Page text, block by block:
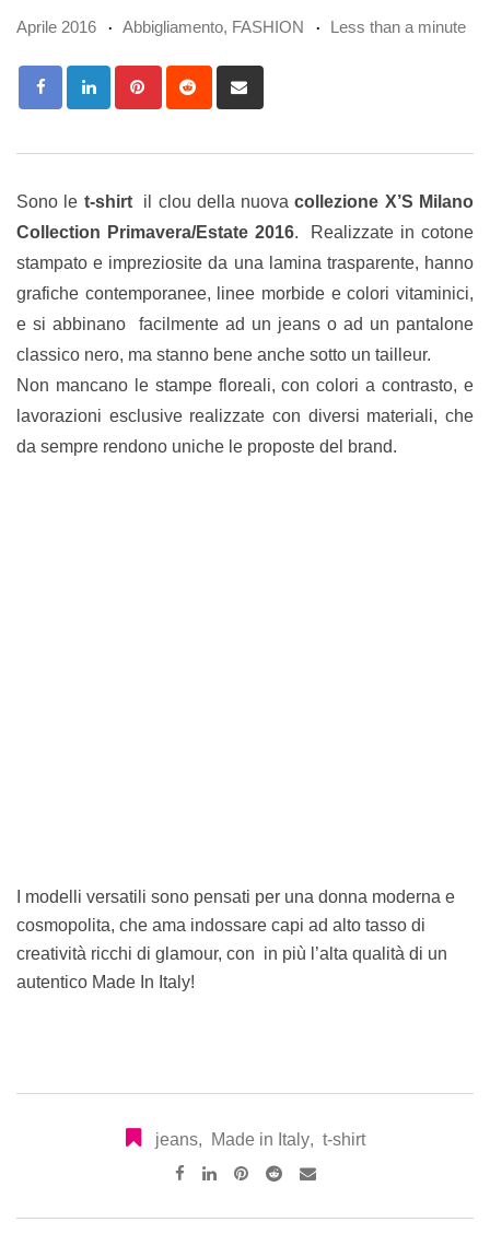
Aprile 2016 Abbigliamento, FASHION Less than a minute
PinterestReddit
via
Sono le t-shirtil clou della nuovacollezione X’S Milano
Collection Primavera/Estate 2016. Realizzate in cotone
stampato e impreziosite da una lamina trasparente, hanno
grafiche contemporanee, linee morbide e colori vitaminici,
e si abbinano facilmente ad un jeans o ad un pantalone
classico nero, ma stanno bene anche sotto un tailleur.
Non mancano le stampe floreali, con colori a contrasto, e
lavorazioni esclusive realizzate con diversi materiali, che
da sempre rendono uniche le proposte del brand.
I modelli versatili sono pensati per una donna moderna e
cosmopolita, che ama indossare capi ad alto tasso di
creatività ricchi di glamour, con in più l’alta qualità di un
autentico Made In Italy!
jeans, Made in Italy, t-shirt
Pinterest
RedditShare